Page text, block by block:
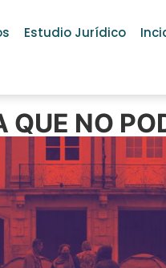
Estudio Jurídico
NO